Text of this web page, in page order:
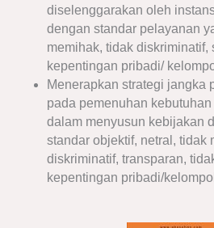
diselenggarakan oleh
dengan standar pelayanan
memihak, tidak diskriminatif,
kepentingan pribadi/
Menerapkan strategi jangka
pada pemenuhan
dalam menyusun kebijakan
standar objektif, netral, tidak
diskriminatif, transparan,
kepentingan pribadi/